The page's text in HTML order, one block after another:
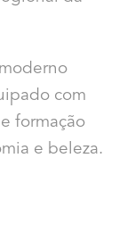
com
formação
e beleza.